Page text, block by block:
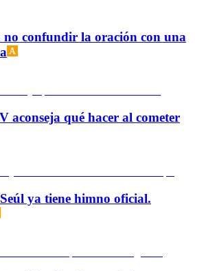
confundir la oración con una
aconseja qué hacer al cometer
ya tiene himno oficial.